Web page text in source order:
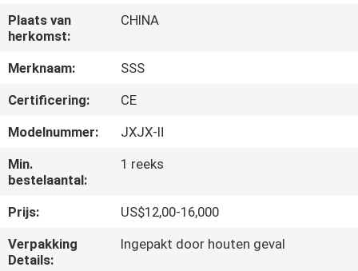
VIDEO'S
OVER
ONS
KWALITEITSCONTROLE
NEEM
Plaats van
herkomst:
CHINA
Merknaam:
SSS
Certificering:
CE
Modelnummer:
JXJX-Ⅱ
Min.
bestelaantal:
1 reeks
Prijs:
US$12,00-16,000
Verpakking
Details:
Ingepakt door houten geval